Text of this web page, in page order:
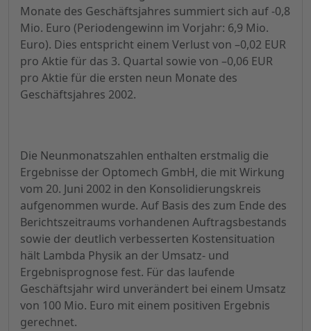
Monate des Geschäftsjahres summiert sich auf -0,8
Mio. Euro (Periodengewinn im Vorjahr: 6,9 Mio.
Euro). Dies entspricht einem Verlust von –0,02 EUR
pro Aktie für das 3. Quartal sowie von –0,06 EUR
pro Aktie für die ersten neun Monate des
Geschäftsjahres 2002.
Die Neunmonatszahlen enthalten erstmalig die
Ergebnisse der Optomech GmbH, die mit Wirkung
vom 20. Juni 2002 in den Konsolidierungskreis
aufgenommen wurde. Auf Basis des zum Ende des
Berichtszeitraums vorhandenen Auftragsbestands
sowie der deutlich verbesserten Kostensituation
hält Lambda Physik an der Umsatz- und
Ergebnisprognose fest. Für das laufende
Geschäftsjahr wird unverändert bei einem Umsatz
von 100 Mio. Euro mit einem positiven Ergebnis
gerechnet.